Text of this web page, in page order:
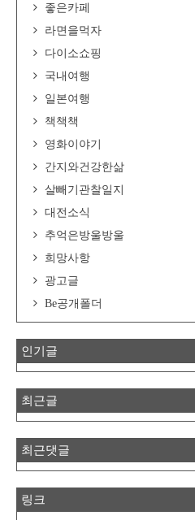
좋은카페
라면을먹자
다이소쇼핑
국내여행
일본여행
책책책
영화이야기
간지와건강한삶
살빼기관찰일지
대전소식
추억은방울방울
희망사항
광고글
Be공개폴더
인기글
최근글
최근댓글
링크